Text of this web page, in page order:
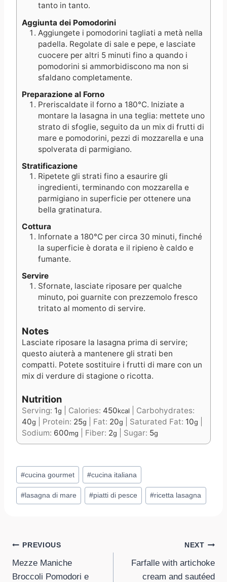
tanto in tanto.
Aggiunta dei Pomodorini
Aggiungete i pomodorini tagliati a metà nella
padella. Regolate di sale e pepe, e lasciate
cuocere per altri 5 minuti fino a quando i
pomodorini si ammorbidiscono ma non si
sfaldano completamente.
Preparazione al Forno
Preriscaldate il forno a 180°C. Iniziate a
montare la lasagna in una teglia: mettete uno
strato di sfoglie, seguito da un mix di frutti di
mare e pomodorini, pezzi di mozzarella e una
spolverata di parmigiano.
Stratificazione
Ripetete gli strati fino a esaurire gli
ingredienti, terminando con mozzarella e
parmigiano in superficie per ottenere una
bella gratinatura.
Cottura
Infornate a 180°C per circa 30 minuti, finché
la superficie è dorata e il ripieno è caldo e
fumante.
Servire
Sfornate, lasciate riposare per qualche
minuto, poi guarnite con prezzemolo fresco
tritato al momento di servire.
Notes
Lasciate riposare la lasagna prima di servire;
questo aiuterà a mantenere gli strati ben
compatti. Potete sostituire i frutti di mare con un
mix di verdure di stagione o ricotta.
Nutrition
Serving: 1g Calories: 450kcal
Carbohydrates:
40g Protein: 25g Fat: 20g Saturated Fat: 10g
Sodium: 600mg Fiber: 2g Sugar: 5g
Post
Tags:
#cucina gourmet #cucina italiana
# lasagna di mare #piatti di pesce #ricetta lasagna
Post
navigation
PREVIOUS
Mezze Maniche
Broccoli Pomodori e
NEXT
Farfalle with artichoke
cream and sautéed